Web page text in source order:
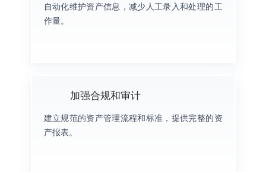
自动化维护资产信息，减少人工录入和处理的工
作量。
加强合规和审计
建立规范的资产管理流程和标准，提供完整的资
产报表。